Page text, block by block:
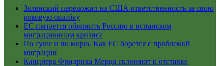
Зеленский переложил на США ответственность за свою
роковую ошибку
ЕС пытается обвинить Россию в испанском
миграционном кризисе
По суше и по морю. Как ЕС борется с проблемой
миграции
Канцлера Фридриха Мерца склоняют к отставке